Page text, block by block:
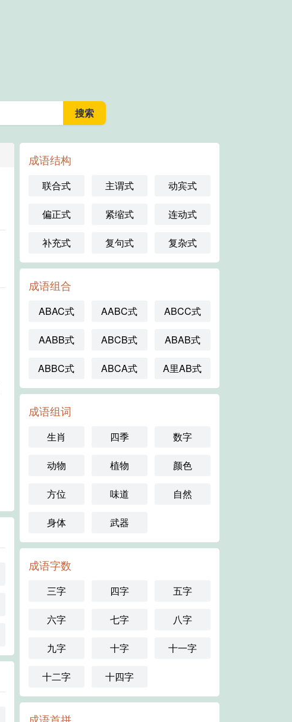
成语结构
联合式 主谓式 动宾式
偏正式 紧缩式 连动式
补充式 复句式 复杂式
成语组合
ABAC式 AABC式 ABCC式
AABB式 ABCB式 ABAB式
ABBC式 ABCA式 A里AB式
成语组词
生肖 四季 数字
动物 植物 颜色
方位 味道 自然
身体 武器
成语字数
三字 四字 五字
六字 七字 八字
九字 十字 十一字
十二字 十四字